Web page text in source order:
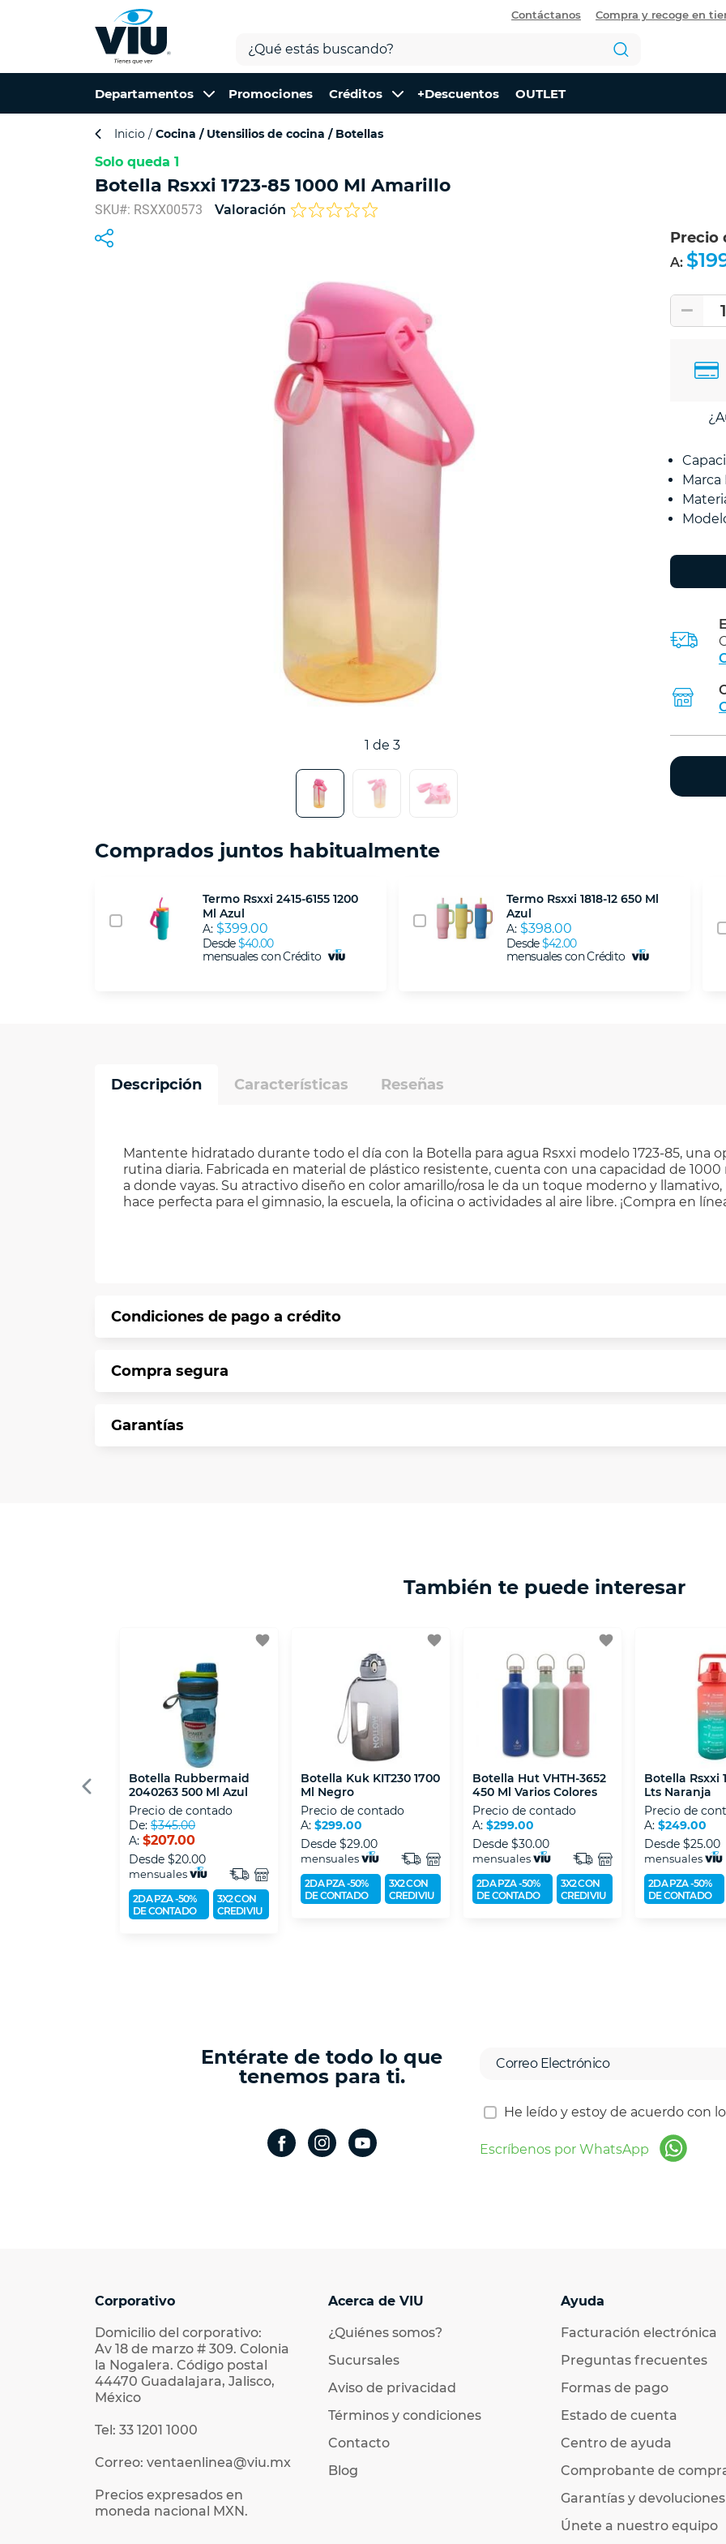
Contáctanos Compra y recoge en
Departamentos Promociones Créditos +Descuentos OUTLET
Inicio Cocina Utensilios de cocina Botellas
1 de 3
Solo queda 1
Botella Rsxxi 1723-85 1000 Ml Amarillo
SKU#: RSXX00573 Valoración
Precio
A:
1
Marca
Comprados juntos habitualmente
Termo Rsxxi 2415-6155 1200
Ml Azul
A: $399.00
Desde$40.00
mensuales con Crédito
Termo Rsxxi 1818-12 650 Ml
Azul
A: $398.00
Desde$42.00
mensuales con Crédito
Descripción Características Reseñas
Mantente hidratado durante todo el día con la Botella para agua Rsxxi modelo 1723-85, una
rutina diaria. Fabricada en material de plástico resistente, cuenta con una capacidad de
a donde vayas. Su atractivo diseño en color amarillo/rosa le da un toque moderno y
hace perfecta para el gimnasio, la escuela, la oficina o actividades al aire libre. ¡Compra en
Condiciones de pago a crédito
Compra segura
Garantías
También te puede interesar
favorite
Botella Rubbermaid
2040263 500 Ml Azul
Precio de contado
De: $345.00
A: $207.00
Desde $20.00
mensuales
2DA PZA -50%
DE CONTADO
3X2 CON
CREDIVIU
favorite
Botella Kuk KIT230 1700
Ml Negro
Precio de contado
A: $299.00
Desde $29.00
mensuales
2DA PZA -50%
DE CONTADO
3X2 CON
CREDIVIU
favorite
Botella Hut VHTH-3652
450 Ml Varios Colores
Precio de contado
A: $299.00
Desde $30.00
mensuales
2DA PZA -50%
DE CONTADO
3X2 CON
CREDIVIU
Botella Rsxxi
Lts Naranja
Precio de
A: $249.00
Desde $25.00
mensuales
2DA PZA -50%
DE CONTADO
Entérate de todo lo que
tenemos para ti.
He leído y estoy de acuerdo con
Escríbenos por WhatsApp
Corporativo
Domicilio del corporativo:
Av 18 de marzo # 309. Colonia
la Nogalera. Código postal
44470 Guadalajara, Jalisco,
México
Tel: 33 1201 1000
Correo: ventaenlinea@viu.mx
Precios expresados en
moneda nacional MXN.
Acerca de VIU
¿Quiénes somos?
Sucursales
Aviso de privacidad
Términos y condiciones
Contacto
Blog
Ayuda
Facturación electrónica
Preguntas frecuentes
Formas de pago
Estado de cuenta
Centro de ayuda
Comprobante de
Garantías y devoluciones
Únete a nuestro equipo